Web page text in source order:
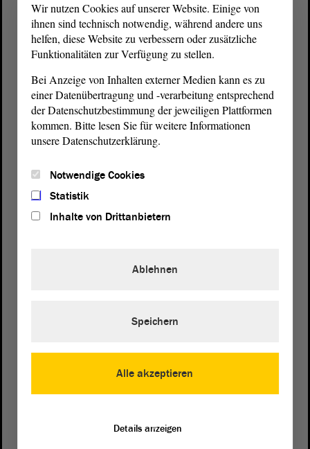
Auf Google Maps
0391 / 560 - 1123
Wir nutzen Cookies auf unserer Website. Einige von
ihnen sind technisch notwendig, während andere uns
helfen, diese Website zu verbessern oder zusätzliche
Funktionalitäten zur Verfügung zu stellen.
Bei Anzeige von Inhalten externer Medien kann es zu
einer Datenübertragung und -verarbeitung entsprechend
der Datenschutzbestimmung der jeweiligen Plattformen
kommen. Bitte lesen Sie für weitere Informationen
unsere Datenschutzerklärung.
Notwendige Cookies
Statistik
Inhalte von Drittanbietern
Alle akzeptieren
Ablehnen
Speichern
Details anzeigen